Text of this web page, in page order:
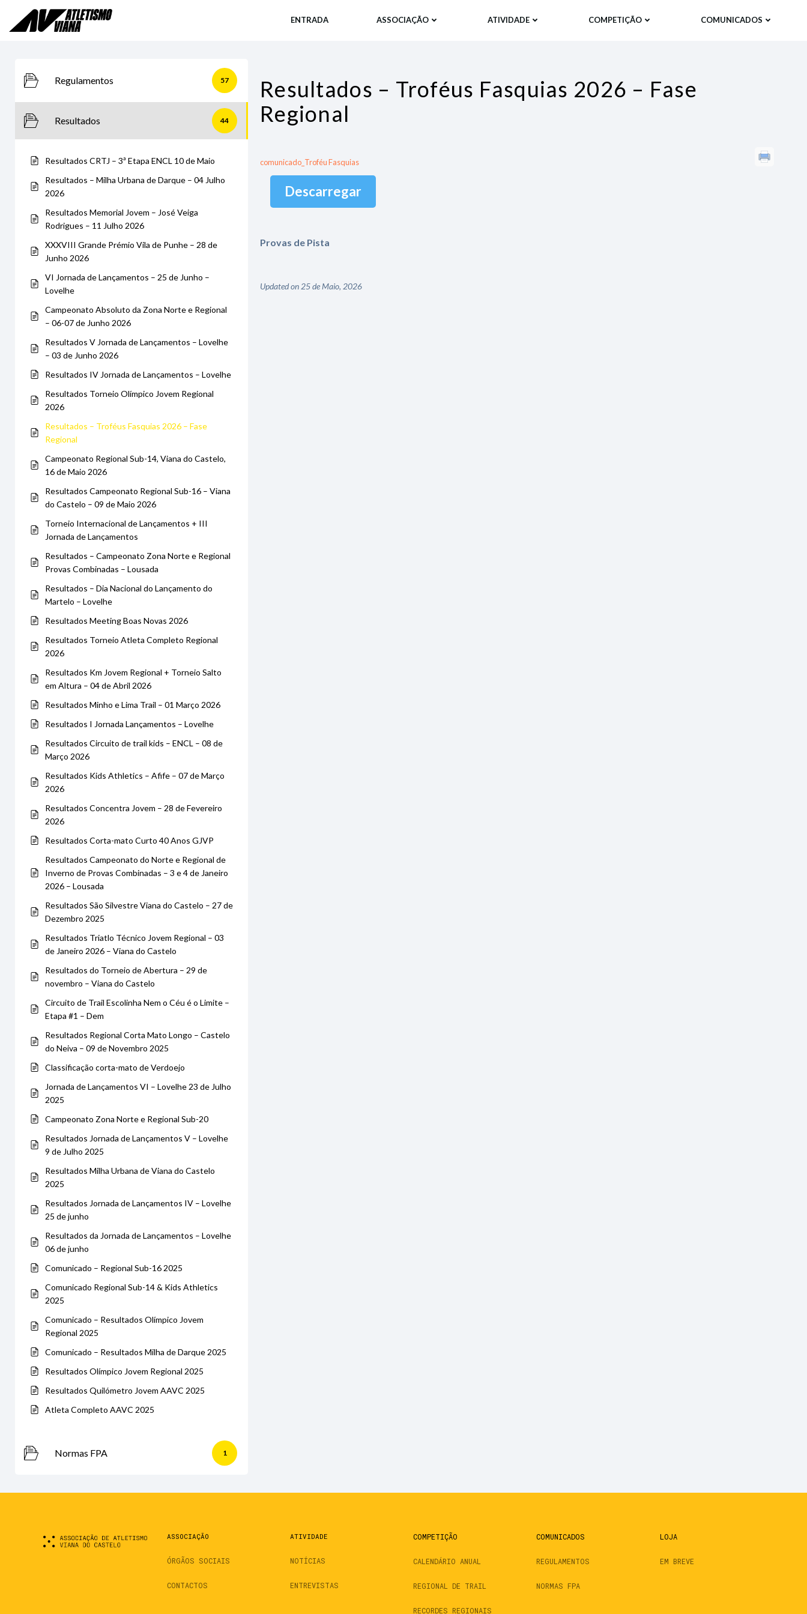
content
ENTRADA ASSOCIAÇÃO ATIVIDADE COMPETIÇÃO COMUNICADOS
Regulamentos 57
Resultados 44
Resultados CRTJ – 3ª Etapa ENCL 10 de Maio
Resultados – Milha Urbana de Darque – 04 Julho
2026
Resultados Memorial Jovem – José Veiga
Rodrigues – 11 Julho 2026
XXXVIII Grande Prémio Vila de Punhe – 28 de
Junho 2026
VI Jornada de Lançamentos – 25 de Junho –
Lovelhe
Campeonato Absoluto da Zona Norte e Regional
– 06-07 de Junho 2026
Resultados V Jornada de Lançamentos – Lovelhe
– 03 de Junho 2026
Resultados IV Jornada de Lançamentos – Lovelhe
Resultados Torneio Olímpico Jovem Regional
2026
Resultados – Troféus Fasquias 2026 – Fase
Regional
Campeonato Regional Sub-14, Viana do Castelo,
16 de Maio 2026
Resultados Campeonato Regional Sub-16 – Viana
do Castelo – 09 de Maio 2026
Torneio Internacional de Lançamentos + III
Jornada de Lançamentos
Resultados – Campeonato Zona Norte e Regional
Provas Combinadas – Lousada
Resultados – Dia Nacional do Lançamento do
Martelo – Lovelhe
Resultados Meeting Boas Novas 2026
Resultados Torneio Atleta Completo Regional
2026
Resultados Km Jovem Regional + Torneio Salto
em Altura – 04 de Abril 2026
Resultados Minho e Lima Trail – 01 Março 2026
Resultados I Jornada Lançamentos – Lovelhe
Resultados Circuito de trail kids – ENCL – 08 de
Março 2026
Resultados Kids Athletics – Afife – 07 de Março
2026
Resultados Concentra Jovem – 28 de Fevereiro
2026
Resultados Corta-mato Curto 40 Anos GJVP
Resultados Campeonato do Norte e Regional de
Inverno de Provas Combinadas – 3 e 4 de Janeiro
2026 – Lousada
Resultados São Silvestre Viana do Castelo – 27 de
Dezembro 2025
Resultados Triatlo Técnico Jovem Regional – 03
de Janeiro 2026 – Viana do Castelo
Resultados do Torneio de Abertura – 29 de
novembro – Viana do Castelo
Circuito de Trail Escolinha Nem o Céu é o Limite –
Etapa #1 – Dem
Resultados Regional Corta Mato Longo – Castelo
do Neiva – 09 de Novembro 2025
Classificação corta-mato de Verdoejo
Jornada de Lançamentos VI – Lovelhe 23 de Julho
2025
Campeonato Zona Norte e Regional Sub-20
Resultados Jornada de Lançamentos V – Lovelhe
9 de Julho 2025
Resultados Milha Urbana de Viana do Castelo
2025
Resultados Jornada de Lançamentos IV – Lovelhe
25 de junho
Resultados da Jornada de Lançamentos – Lovelhe
06 de junho
Comunicado – Regional Sub-16 2025
Comunicado Regional Sub-14 & Kids Athletics
2025
Comunicado – Resultados Olímpico Jovem
Regional 2025
Comunicado – Resultados Milha de Darque 2025
Resultados Olímpico Jovem Regional 2025
Resultados Quilómetro Jovem AAVC 2025
Atleta Completo AAVC 2025
Normas FPA 1
Resultados – Troféus Fasquias 2026 – Fase
Regional
comunicado_Troféu Fasquias
Descarregar
Provas de Pista
Updated on 25 de Maio, 2026
ASSOCIAÇÃO
ÓRGÃOS SOCIAIS
CONTACTOS
ATIVIDADE
NOTÍCIAS
ENTREVISTAS
COMPETIÇÃO
CALENDÁRIO ANUAL
REGIONAL DE TRAIL
RECORDES REGIONAIS
COMUNICADOS
REGULAMENTOS
NORMAS FPA
LOJA
EM BREVE